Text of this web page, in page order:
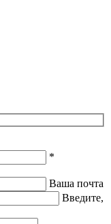
*
Ваша почта
Введите,